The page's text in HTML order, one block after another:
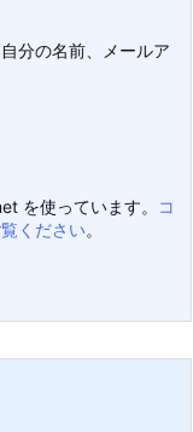
分の名前、メールア
を使っています。
コ
ください。